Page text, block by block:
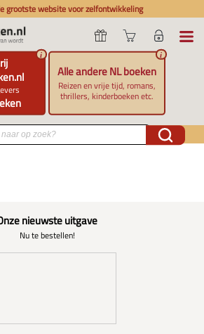
grootste website voor zelfontwikkeling
i
Alle andere NL boeken
Reizen en vrije tijd, romans,
thrillers, kinderboeken etc.
i
nieuwste uitgave
Nu te bestellen!